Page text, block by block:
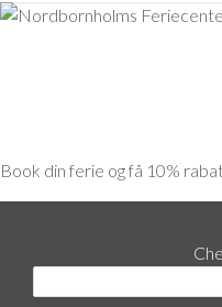
Book din ferie og få 10%